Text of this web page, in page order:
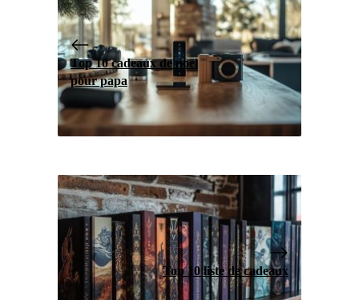
Top 10 cadeaux de noël
pour papa
Top 10 liste de cadeaux